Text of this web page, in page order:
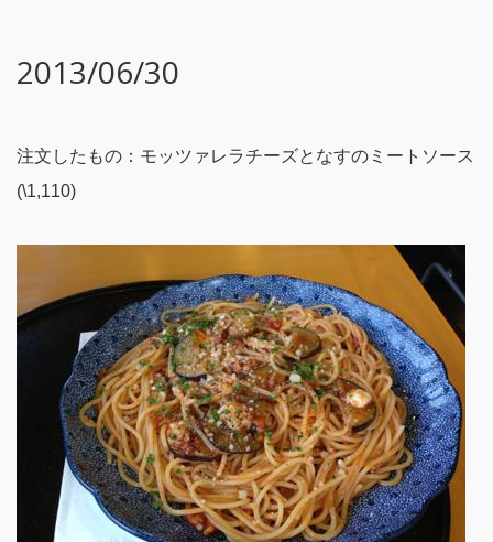
2013/06/30
注文したもの：モッツァレラチーズとなすのミートソース
(\1,110)